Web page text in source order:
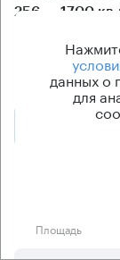
256 — 1700
Класс офисов
Позвонить
Площадь
данных о
для